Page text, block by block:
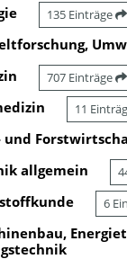
135 Einträge
707 Einträge
11
und
allgemein
6